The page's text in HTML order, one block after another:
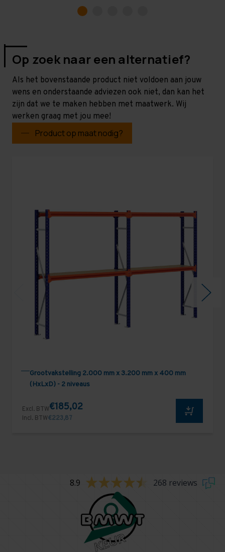
Op zoek naar een alternatief?
Als het bovenstaande product niet voldoen aan jouw
wens en onderstaande adviezen ook niet, dan kan het
zijn dat we te maken hebben met maatwerk. Wij
werken graag met jou mee!
Product op maat nodig?
Grootvakstelling 2.000 mm x 3.200 mm x 400 mm
(HxLxD) - 2 niveaus
Excl. BTW€185,02
Incl. BTW€223,87
8.9 268 reviews